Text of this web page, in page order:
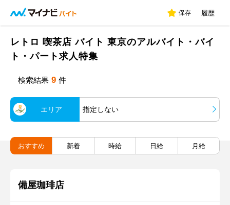
保存 履歴
レトロ 喫茶店 バイト 東京のアルバイト・バイ
ト・パート求人特集
検索結果 9 件
エリア 指定しない
おすすめ 新着 時給 日給 月給
備屋珈琲店